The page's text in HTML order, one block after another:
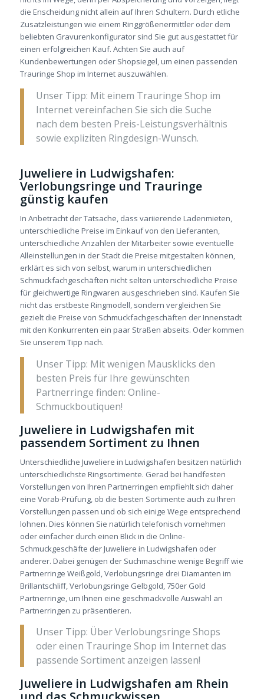
die Enscheidung nicht allein auf Ihren Schultern. Durch etliche
Zusatzleistungen wie einem Ringgrößenermittler oder dem
beliebten Gravurenkonfigurator sind Sie gut ausgestattet für
einen erfolgreichen Kauf. Achten Sie auch auf
Kundenbewertungen oder Shopsiegel, um einen passenden
Trauringe Shop im Internet auszuwählen.
Unser Tipp: Mit einem Trauringe Shop im
Internet vereinfachen Sie sich die Suche
nach dem besten Preis-Leistungsverhältnis
sowie expliziten Ringdesign-Wunsch.
Juweliere in Ludwigshafen:
Verlobungsringe und Trauringe
günstig kaufen
In Anbetracht der Tatsache, dass variierende Ladenmieten,
unterschiedliche Preise im Einkauf von den Lieferanten,
unterschiedliche Anzahlen der Mitarbeiter sowie eventuelle
Alleinstellungen in der Stadt die Preise mitgestalten können,
erklärt es sich von selbst, warum in unterschiedlichen
Schmuckfachgeschäften nicht selten unterschiedliche Preise
für gleichwertige Ringwaren ausgeschrieben sind. Kaufen Sie
nicht das erstbeste Ringmodell, sondern vergleichen Sie
gezielt die Preise von Schmuckfachgeschäften der Innenstadt
mit den Konkurrenten ein paar Straßen abseits. Oder kommen
Sie unserem Tipp nach.
Unser Tipp: Mit wenigen Mausklicks den
besten Preis für Ihre gewünschten
Partnerringe finden: Online-
Schmuckboutiquen!
Juweliere in Ludwigshafen mit
passendem Sortiment zu Ihnen
Unterschiedliche Juweliere in Ludwigshafen besitzen natürlich
unterschiedlichste Ringsortimente. Gerad bei handfesten
Vorstellungen von Ihren Partnerringen empfiehlt sich daher
eine Vorab-Prüfung, ob die besten Sortimente auch zu Ihren
Vorstellungen passen und ob sich einige Wege entsprechend
lohnen. Dies können Sie natürlich telefonisch vornehmen
oder einfacher durch einen Blick in die Online-
Schmuckgeschäfte der Juweliere in Ludwigshafen oder
anderer. Dabei genügen der Suchmaschine wenige Begriff wie
Partnerringe Weißgold, Verlobungsringe drei Diamanten im
Brillantschliff, Verlobungsringe Gelbgold, 750er Gold
Partnerringe, um Ihnen eine geschmackvolle Auswahl an
Partnerringen zu präsentieren.
Unser Tipp: Über Verlobungsringe Shops
oder einen Trauringe Shop im Internet das
passende Sortiment anzeigen lassen!
Juweliere in Ludwigshafen am Rhein